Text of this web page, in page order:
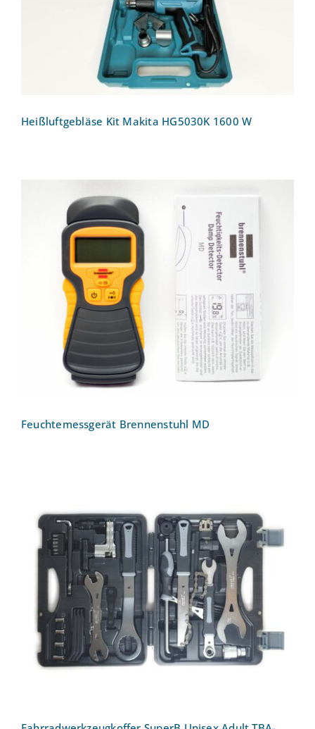
Heißluftgebläse Kit Makita HG5030K 1600 W
Feuchtemessgerät Brennenstuhl MD
Feuchtemessgerät Brennenstuhl MD
Fahrradwerkzeugkoffer SuperB Unisex
Adult TBA-2000